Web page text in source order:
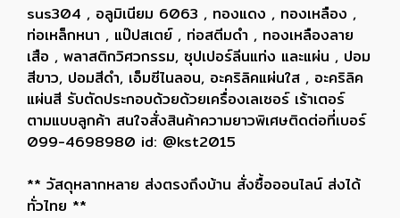
sus304 , อลูมิเนียม 6063 , ทองแดง , ทองเหลือง ,
ท่อเหล็กหนา , แป๊ปสเตย์ , ท่อสตีมดำ , ทองเหลืองลาย
เสือ , พลาสติกวิศวกรรม, ซุปเปอร์ลีนแท่ง และแผ่น , ปอม
สีขาว, ปอมสีดำ, เอ็มซีไนลอน, อะคริลิคแผ่นใส , อะคริลิค
แผ่นสี รับตัดประกอบด้วยด้วยเครื่องเลเซอร์ เร้าเตอร์
ตามแบบลูกค้า สนใจสั่งสินค้าความยาวพิเศษติดต่อที่เบอร์
099-4698980 id: @kst2015
** วัสดุหลากหลาย ส่งตรงถึงบ้าน สั่งซื้อออนไลน์ ส่งได้
ทั่วไทย **